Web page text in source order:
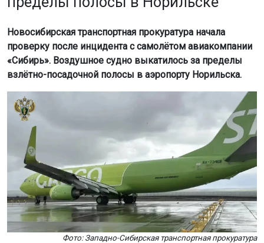
Новосибирская транспортная прокуратура начала
проверку после инцидента с самолётом авиакомпании
«Сибирь». Воздушное судно выкатилось за пределы
взлётно-посадочной полосы в аэропорту Норильска.
Фото: Западно-Сибирская транспортная прокуратура